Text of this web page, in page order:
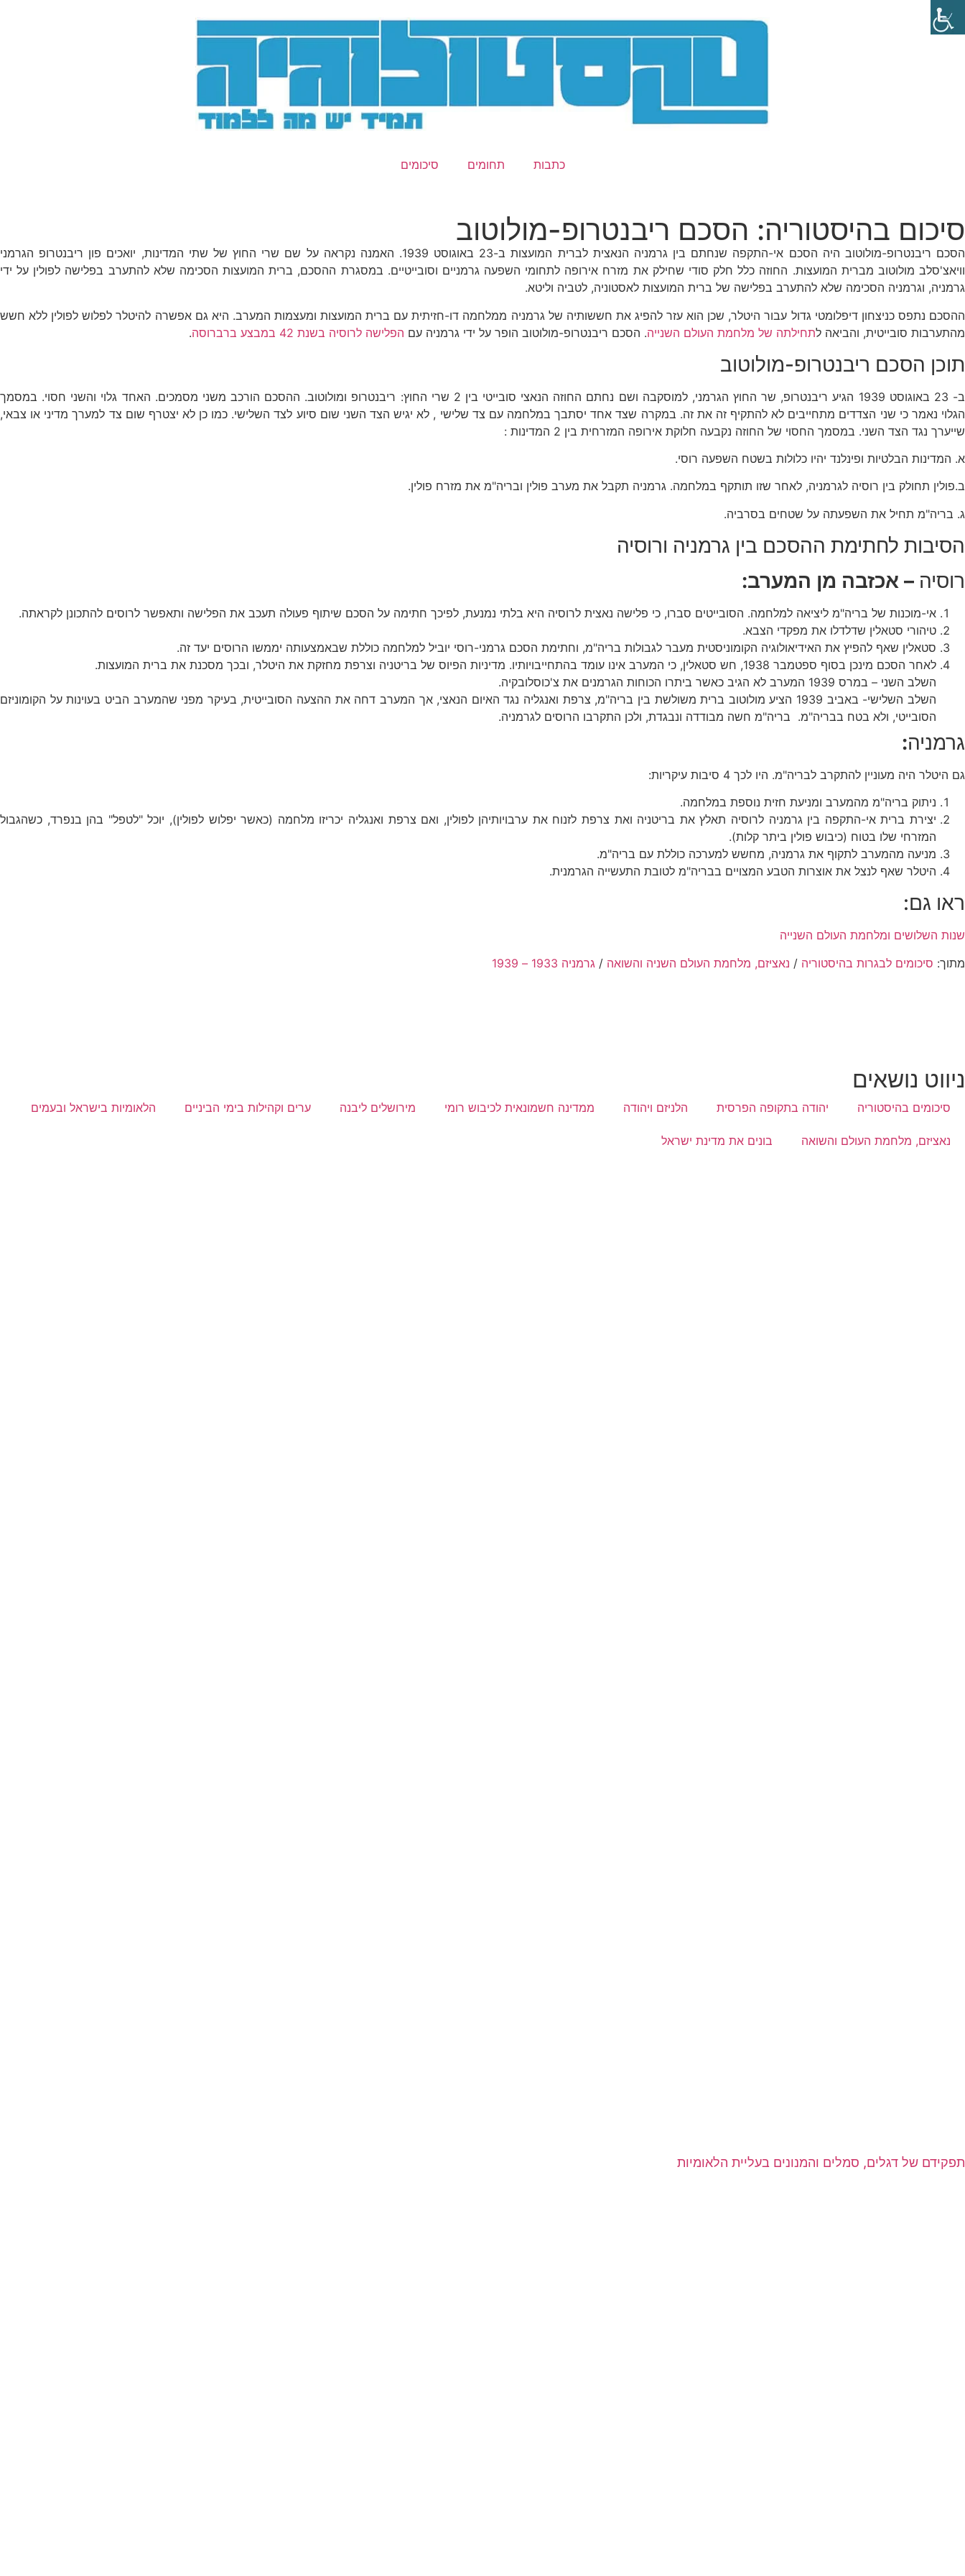
כתבות תחומים סיכומים
סיכום בהיסטוריה: הסכם ריבנטרופ-מולוטוב
הסכם ריבנטרופ-מולוטוב היה הסכם אי-התקפה שנחתם בין גרמניה הנאצית לברית המועצות ב-23 באוגוסט 1939. האמנה נקראה על שם שרי החוץ של שתי המדינות, יואכים פון ריבנטרופ הגרמני
וויאצ'סלב מולוטוב מברית המועצות. החוזה כלל חלק סודי שחילק את מזרח אירופה לתחומי השפעה גרמניים וסובייטיים. במסגרת ההסכם, ברית המועצות הסכימה שלא להתערב בפלישה לפולין על ידי
גרמניה, וגרמניה הסכימה שלא להתערב בפלישה של ברית המועצות לאסטוניה, לטביה וליטא.
ההסכם נתפס כניצחון דיפלומטי גדול עבור היטלר, שכן הוא עזר להפיג את חששותיה של גרמניה ממלחמה דו-חזיתית עם ברית המועצות ומעצמות המערב. היא גם אפשרה להיטלר לפלוש לפולין ללא חשש
מהתערבות סובייטית, והביאה לתחילתה של מלחמת העולם השנייה. הסכם ריבנטרופ-מולוטוב הופר על ידי גרמניה עם הפלישה לרוסיה בשנת 42 במבצע ברברוסה .
תוכן הסכם ריבנטרופ-מולוטוב
ב- 23 באוגוסט 1939 הגיע ריבנטרופ, שר החוץ הגרמני, למוסקבה ושם נחתם החוזה הנאצי סובייטי בין 2 שרי החוץ: ריבנטרופ ומולוטוב. ההסכם הורכב משני מסמכים. האחד גלוי והשני חסוי. במסמך
הגלוי נאמר כי שני הצדדים מתחייבים לא להתקיף זה את זה. במקרה שצד אחד יסתבך במלחמה עם צד שלישי , לא יגיש הצד השני שום סיוע לצד השלישי. כמו כן לא יצטרף שום צד למערך מדיני או צבאי,
שייערך נגד הצד השני. במסמך החסוי של החוזה נקבעה חלוקת אירופה המזרחית בין 2 המדינות :
א. המדינות הבלטיות ופינלנד יהיו כלולות בשטח השפעה רוסי.
ב.פולין תחולק בין רוסיה לגרמניה, לאחר שזו תותקף במלחמה. גרמניה תקבל את מערב פולין ובריה"מ את מזרח פולין.
ג. בריה"מ תחיל את השפעתה על שטחים בסרביה.
הסיבות לחתימת ההסכם בין גרמניה ורוסיה
רוסיה – אכזבה מן המערב:
אי-מוכנות של בריה"מ ליציאה למלחמה. הסובייטים סברו, כי פלישה נאצית לרוסיה היא בלתי נמנעת, לפיכך חתימה על הסכם שיתוף פעולה תעכב את הפלישה ותאפשר לרוסים להתכונן לקראתה.
טיהורי סטאלין שדלדלו את מפקדי הצבא.
סטאלין שאף להפיץ את האידיאולוגיה הקומוניסטית מעבר לגבולות בריה"מ, וחתימת הסכם גרמני-רוסי יוביל למלחמה כוללת שבאמצעותה יממשו הרוסים יעד זה.
לאחר הסכם מינכן בסוף ספטמבר 1938, חש סטאלין, כי המערב אינו עומד בהתחייבויותיו. מדיניות הפיוס של בריטניה וצרפת מחזקת את היטלר, ובכך מסכנת את ברית המועצות.
השלב השני – במרס 1939 המערב לא הגיב כאשר ביתרו הכוחות הגרמנים את צ'כוסלובקיה.
השלב השלישי- באביב 1939 הציע מולוטוב ברית משולשת בין בריה"מ, צרפת ואנגליה נגד האיום הנאצי, אך המערב דחה את ההצעה הסובייטית, בעיקר מפני שהמערב הביט בעוינות על הקומוניזם
הסובייטי, ולא בטח בבריה"מ. בריה"מ חשה מבודדה ונבגדת, ולכן התקרבו הרוסים לגרמניה.
גרמניה:
גם היטלר היה מעוניין להתקרב לבריה"מ. היו לכך 4 סיבות עיקריות:
ניתוק בריה"מ מהמערב ומניעת חזית נוספת במלחמה.
יצירת ברית אי-התקפה בין גרמניה לרוסיה תאלץ את בריטניה ואת צרפת לזנוח את ערבויותיהן לפולין, ואם צרפת ואנגליה יכריזו מלחמה (כאשר יפלוש לפולין), יוכל "לטפל" בהן בנפרד, כשהגבול
המזרחי שלו בטוח (כיבוש פולין ביתר קלות).
מניעה מהמערב לתקוף את גרמניה, מחשש למערכה כוללת עם בריה"מ.
היטלר שאף לנצל את אוצרות הטבע המצויים בבריה"מ לטובת התעשייה הגרמנית.
ראו גם:
שנות השלושים ומלחמת העולם השנייה
מתוך: סיכומים לבגרות בהיסטוריה / נאציזם, מלחמת העולם השניה והשואה / גרמניה 1933 – 1939
ניווט נושאים
סיכומים בהיסטוריה יהודה בתקופה הפרסית הלניזם ויהודה ממדינה חשמונאית לכיבוש רומי מירושלים ליבנה ערים וקהילות בימי הביניים הלאומיות בישראל ובעמים
נאציזם, מלחמת העולם והשואה בונים את מדינת ישראל
תפקידם של דגלים, סמלים והמנונים בעליית הלאומיות